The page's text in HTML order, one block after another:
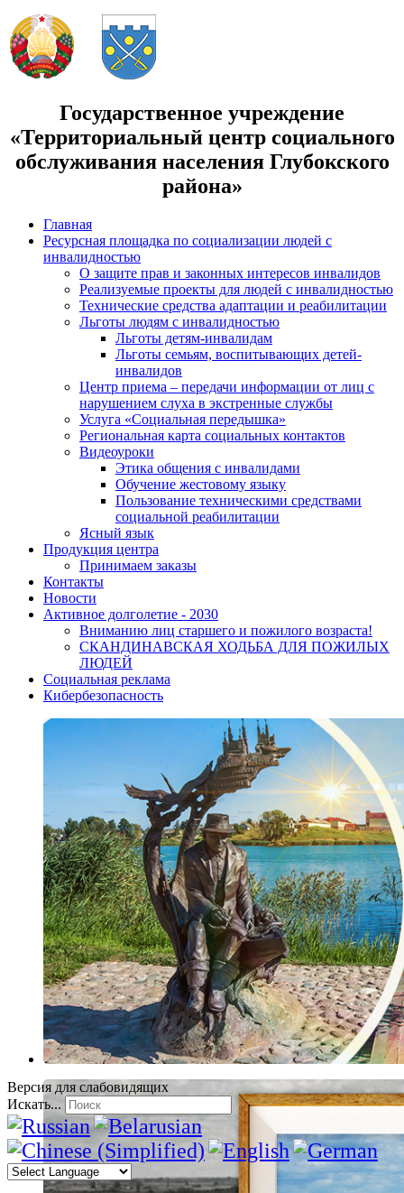
Государственное учреждение
«Территориальный центр социального
обслуживания населения Глубокского
района»
Главная
Ресурсная площадка по социализации людей с
инвалидностью
О защите прав и законных интересов инвалидов
Реализуемые проекты для людей с инвалидностью
Технические средства адаптации и реабилитации
Льготы людям с инвалидностью
Льготы детям-инвалидам
Льготы семьям, воспитывающих детей-
инвалидов
Центр приема – передачи информации от лиц с
нарушением слуха в экстренные службы
Услуга «Социальная передышка»
Региональная карта социальных контактов
Видеоуроки
Этика общения с инвалидами
Обучение жестовому языку
Пользование техническими средствами
социальной реабилитации
Ясный язык
Продукция центра
Принимаем заказы
Контакты
Новости
Активное долголетие - 2030
Вниманию лиц старшего и пожилого возраста!
CКАНДИНАВСКАЯ ХОДЬБА ДЛЯ ПОЖИЛЫХ
ЛЮДЕЙ
Социальная реклама
Кибербезопасность
Версия для слабовидящих
Искать...